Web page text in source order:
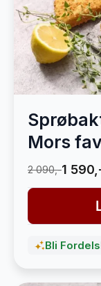
Mors
2 090,-1
Bli